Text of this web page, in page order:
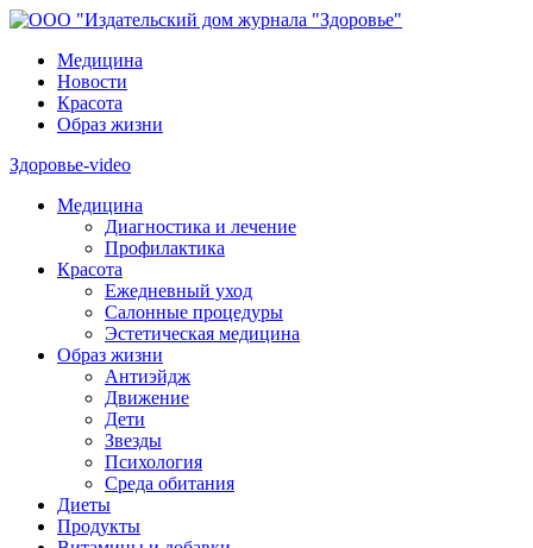
Медицина
Новости
Красота
Образ жизни
Здоровье-video
Медицина
Диагностика и лечение
Профилактика
Красота
Ежедневный уход
Салонные процедуры
Эстетическая медицина
Образ жизни
Антиэйдж
Движение
Дети
Звезды
Психология
Среда обитания
Диеты
Продукты